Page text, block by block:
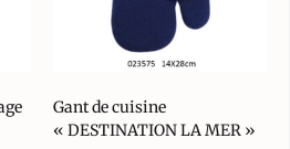
Gant de cuisine
« DESTINATION LA MER »